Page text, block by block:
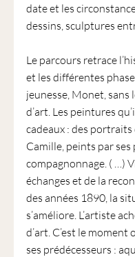
date et les
dessins, sculptures
Le parcours retrace
et les différentes
jeunesse, Monet, sans
d’art. Les peintures
cadeaux : des portraits
Camille, peints par
compagnonnage. ( …)
échanges et de la
des années 1890, la
s’améliore. L’artiste
d’art. C’est le
ses prédécesseurs :